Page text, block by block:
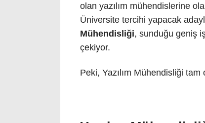
olan yazılım mühendislerine
Üniversite tercihi yapacak
Mühendisliği, sunduğu geniş
çekiyor.
Peki, Yazılım Mühendisliği